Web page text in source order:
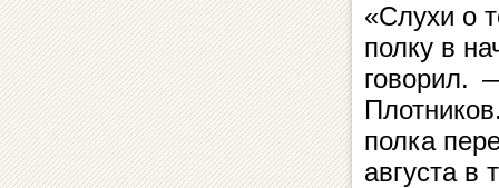
«Слухи о
полку в
говорил.
полка
августа в